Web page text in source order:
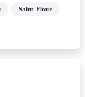
Saint-Flour